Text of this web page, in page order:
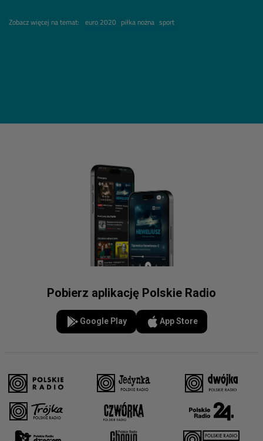
Zobacz więcej na temat: euro 2020 piłka nożna sport
Pobierz aplikację Polskie Radio
Google Play App Store